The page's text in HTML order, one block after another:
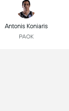
Antonis Koniaris
PAOK